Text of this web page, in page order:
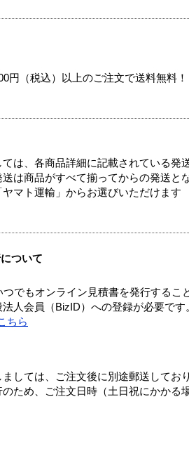
円（税込）以上のご注文で送料無料！
は、各商品詳細に記載されている発
は商品がすべて揃ってからの発送と
マト運輸」からお選びいただけます
ついて
でもオンライン見積書を発行するこ
人会員（BizID）への登録が必要です
ちら
しては、ご注文後に別途郵送してお
ため、ご注文日時（土日祝にかかる